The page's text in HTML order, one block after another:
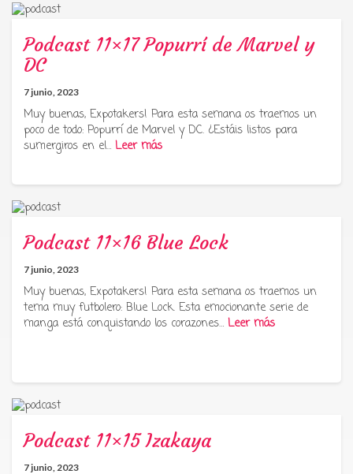
Podcast 11×17 Popurrí de Marvel y
DC
7 junio, 2023
Muy buenas, Expotakers! Para esta semana os traemos un
poco de todo: Popurrí de Marvel y DC. ¿Estáis listos para
sumergiros en el… Leer más
Podcast 11×16 Blue Lock
7 junio, 2023
Muy buenas, Expotakers! Para esta semana os traemos un
tema muy futbolero: Blue Lock. Esta emocionante serie de
manga está conquistando los corazones… Leer más
Podcast 11×15 Izakaya
7 junio, 2023